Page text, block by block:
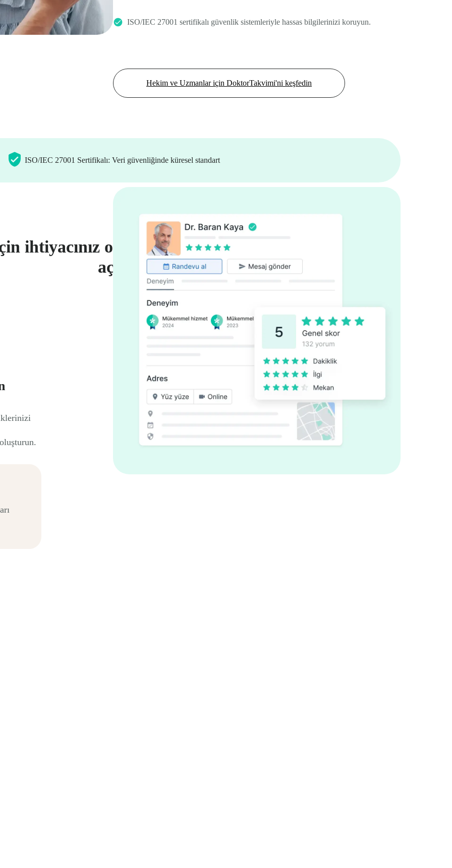
ISO/IEC 27001 sertifikalı güvenlik sistemleriyle hassas bilgilerinizi koruyun.
Hekim ve Uzmanlar için DoktorTakvimi'ni keşfedin
ISO/IEC 27001 Sertifikalı: Veri güvenliğinde küresel standart
ihtiyacınız olan tüm avantajların kilidini
açın